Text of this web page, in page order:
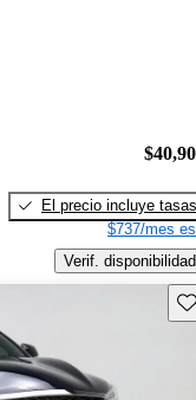
El precio incluye tasas
$737/mes
Verif. disponibilidad